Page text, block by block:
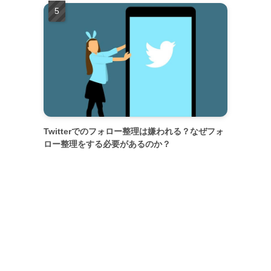
Twitterでのフォロー整理は嫌われる？なぜフォ
ロー整理をする必要があるのか？